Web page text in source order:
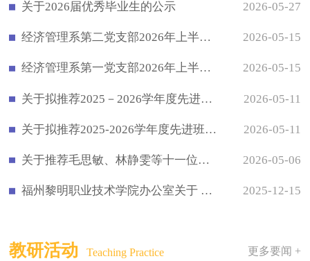
关于2026届优秀毕业生的公示 2026-05-27
经济管理系第二党支部2026年上半年发展对象公示 2026-05-15
经济管理系第一党支部2026年上半年发展对象公示 2026-05-15
关于拟推荐2025－2026学年度先进团支部和优秀共青团干部、优秀共青团员的公示 2026-05-11
关于拟推荐2025-2026学年度先进班级体、优秀学生干部、三好学生评选名单的公示 2026-05-11
关于推荐毛思敏、林静雯等十一位同志作为入党积极分子的公示 2026-05-06
福州黎明职业技术学院办公室关于 2026 年元旦放假安排的通知 2025-12-15
教研活动 Teaching Practice 更多要闻 +